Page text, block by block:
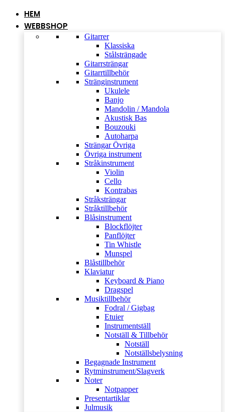
HEM
WEBBSHOP
Gitarrer
Klassiska
Stålsträngade
Gitarrsträngar
Gitarrtillbehör
Stränginstrument
Ukulele
Banjo
Mandolin / Mandola
Akustisk Bas
Bouzouki
Autoharpa
Strängar Övriga
Övriga instrument
Stråkinstrument
Violin
Cello
Kontrabas
Stråksträngar
Stråktillbehör
Blåsinstrument
Blockflöjter
Panflöjter
Tin Whistle
Munspel
Blåstillbehör
Klaviatur
Keyboard & Piano
Dragspel
Musiktillbehör
Fodral / Gigbag
Etuier
Instrumentställ
Notställ & Tillbehör
Notställ
Notställsbelysning
Begagnade Instrument
Rytminstrument/Slagverk
Noter
Notpapper
Presentartiklar
Julmusik